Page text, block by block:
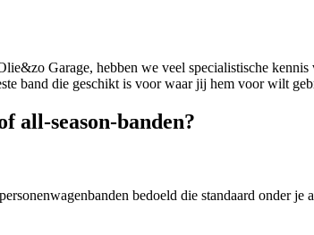
Garage, hebben we veel specialistische
band die geschikt is voor waar jij hem voor wilt
all-season-banden?
bedoeld die standaard onder